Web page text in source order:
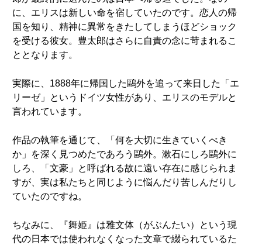
に、エリスは新しい命を宿していたのです。恋人の帰
国を知り、精神に異常をきたしてしまうほどショック
を受ける彼女。豊太郎はさらに自責の念に苛まれるこ
ととなります。
実際に、1888年に帰国した鷗外を追って来日した「エ
リーゼ」というドイツ女性があり、エリスのモデルと
言われています。
作品の執筆を通じて、「何を大切に生きていくべき
か」を深く見つめたであろう鷗外。漱石にしろ鷗外に
しろ、「文豪」と呼ばれる故に遠い存在に感じられま
すが、実は私たちと同じように悩んだり苦しんだりし
ていたのですね。
ちなみに、『舞姫』は雅文体（がぶんたい）という現
代の日本では使われなくなった文章で綴られているた